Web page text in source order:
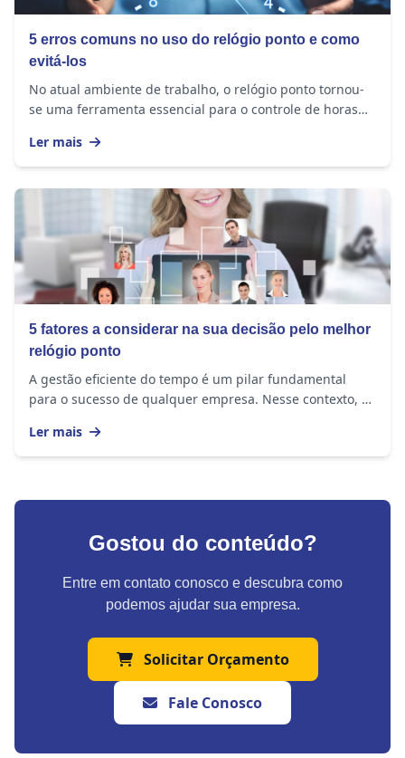
5 erros comuns no uso do relógio ponto e como
evitá-los
No atual ambiente de trabalho, o relógio ponto tornou-
se uma ferramenta essencial para o controle de horas
Ler mais
5 fatores a considerar na sua decisão pelo melhor
relógio ponto
A gestão eficiente do tempo é um pilar fundamental
para o sucesso de qualquer empresa. Nesse contexto, a
Ler mais
Gostou do conteúdo?
Entre em contato conosco e descubra como
podemos ajudar sua empresa.
Solicitar Orçamento
Fale Conosco